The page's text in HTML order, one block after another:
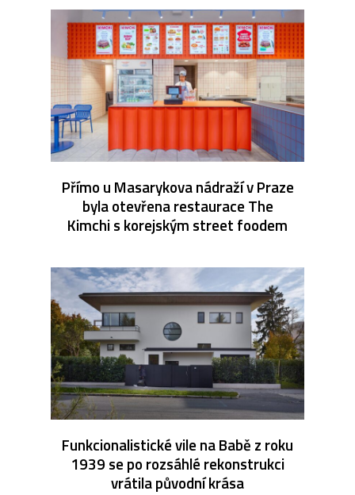
Přímo u Masarykova nádraží v Praze
byla otevřena restaurace The
Kimchi s korejským street foodem
Funkcionalistické vile na Babě z roku
1939 se po rozsáhlé rekonstrukci
vrátila původní krása